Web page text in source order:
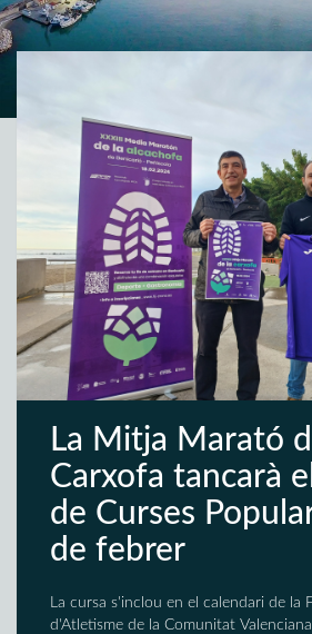
La Mitja Marató
Carxofa tancarà
de Curses
de febrer
La cursa s'inclou en el calendari de la
d'Atletisme de la Comunitat